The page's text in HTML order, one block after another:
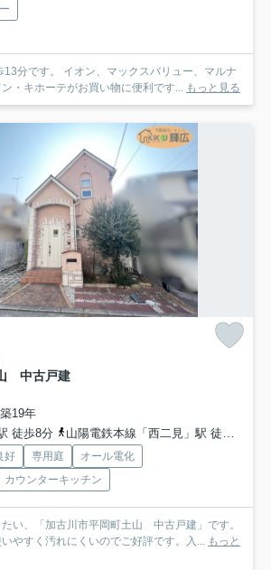
分です。 イオン、マックスバリュー、マルナ
・キホーテがお買い物に便利です...
もっと見る
中古戸建
19年
徒歩8分
山陽電鉄本線「西二見」駅 徒歩36分
好 専用庭
オール電化
カウンターキッチン
い、「加古川市平岡町土山 中古戸建」です。
やすく汚れにくいのでご好評です。入...
もっと